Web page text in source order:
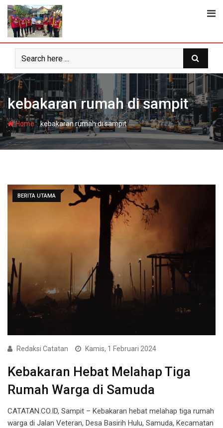
Skip
content
kebakaran rumah di sampit
Home-kebakaran rumah di sampit
BERITA UTAMA
Redaksi Catatan Kamis, 1 Februari 2024
Kebakaran Hebat Melahap Tiga
Rumah Warga di Samuda
CATATAN.CO.ID, Sampit – Kebakaran hebat melahap tiga rumah
warga di Jalan Veteran, Desa Basirih Hulu, Samuda, Kecamatan